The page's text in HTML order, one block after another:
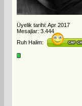
Üyelik tarihi: Apr 2017
Mesajlar: 3.444
Ruh Halim: